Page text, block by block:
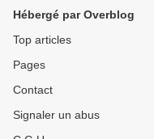
Hébergé par Overblog
Top articles
Pages
Contact
Signaler un abus